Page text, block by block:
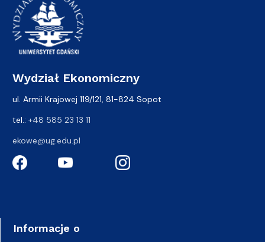
Wydział Ekonomiczny
ul. Armii Krajowej 119/121, 81-824 Sopot
tel.: +48 585 23 13 11
ekowe@ug.edu.pl
Informacje o